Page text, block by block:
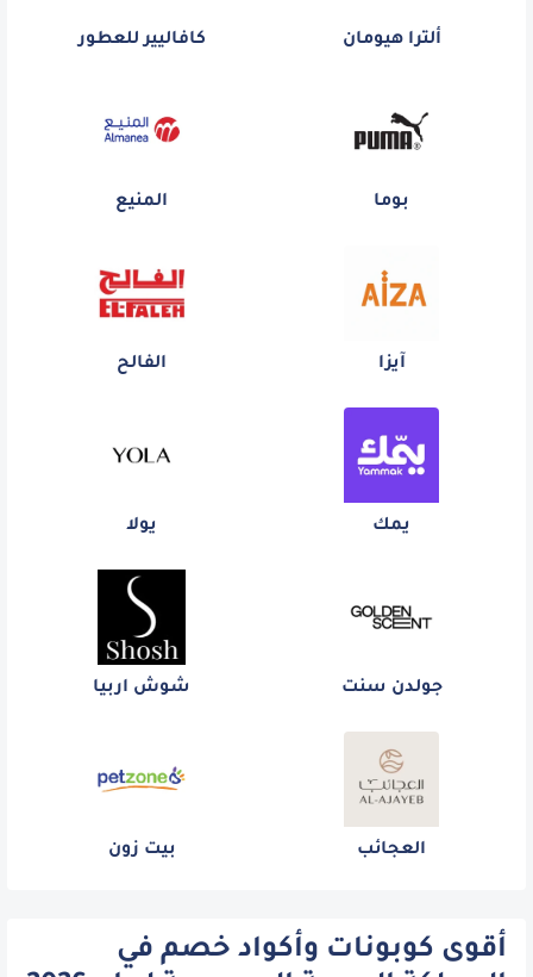
ألترا هيومان كافاليير للعطور
بوما المنيع
آيزا الفالح
يمك يولا
جولدن سنت شوش اربيا
العجائب بيت زون
أقوى كوبونات وأكواد خصم في